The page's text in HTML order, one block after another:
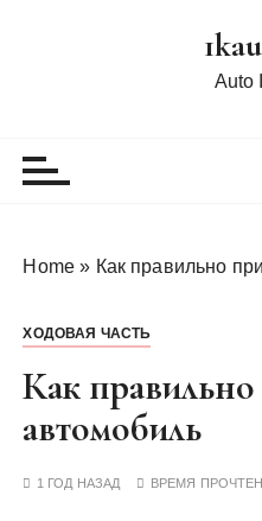
Auto
Home » Как правильно
ХОДОВАЯ ЧАСТЬ
Как
автомобиль
1 ГОД НАЗАД ВРЕМЯ